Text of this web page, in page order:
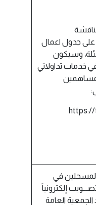
على جدول اعمال
وسيكون
خدمات تداولاتي
https://
في
إلكترونياً
الجمعية العامة